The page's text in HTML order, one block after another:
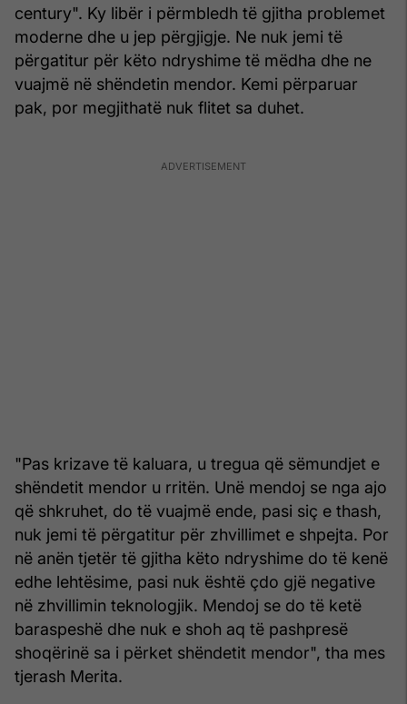
century". Ky libër i përmbledh të gjitha problemet
moderne dhe u jep përgjigje. Ne nuk jemi të
përgatitur për këto ndryshime të mëdha dhe ne
vuajmë në shëndetin mendor. Kemi përparuar
pak, por megjithatë nuk flitet sa duhet.
"Pas krizave të kaluara, u tregua që sëmundjet e
shëndetit mendor u rritën. Unë mendoj se nga ajo
që shkruhet, do të vuajmë ende, pasi siç e thash,
nuk jemi të përgatitur për zhvillimet e shpejta. Por
në anën tjetër të gjitha këto ndryshime do të kenë
edhe lehtësime, pasi nuk është çdo gjë negative
në zhvillimin teknologjik. Mendoj se do të ketë
baraspeshë dhe nuk e shoh aq të pashpresë
shoqërinë sa i përket shëndetit mendor", tha mes
tjerash Merita.